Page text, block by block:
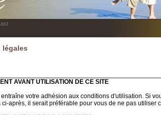
légales
AVANT UTILISATION DE CE SITE
votre adhésion aux conditions d'utilisation. Si
ci-après, il serait préférable pour vous de ne pas utiliser